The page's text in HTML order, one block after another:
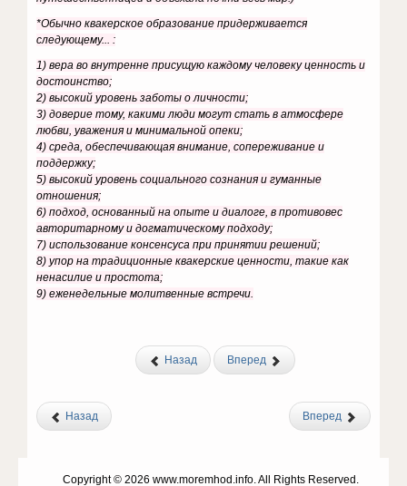
*Обычно квакерское образование придерживается
следующему... :
1) вера во внутренне присущую каждому человеку ценность и
достоинство;
2) высокий уровень заботы о личности;
3) доверие тому, какими люди могут стать в атмосфере
любви, уважения и минимальной опеки;
4) среда, обеспечивающая внимание, сопереживание и
поддержку;
5) высокий уровень социального сознания и гуманные
отношения;
6) подход, основанный на опыте и диалоге, в противовес
авторитарному и догматическому подходу;
7) использование консенсуса при принятии решений;
8) упор на традиционные квакерские ценности, такие как
ненасилие и простота;
9) еженедельные молитвенные встречи.
Назад Вперед
Назад Вперед
Copyright © 2026 www.moremhod.info. All Rights Reserved.